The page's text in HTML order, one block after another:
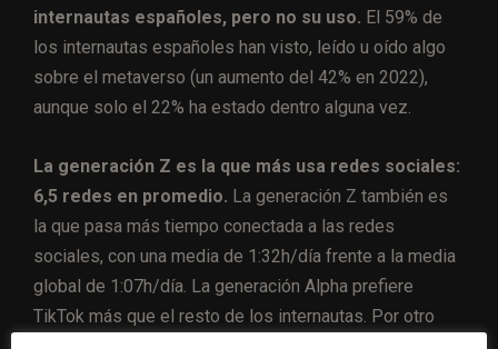
internautas españoles, pero no su uso. El 59% de
los internautas españoles han visto, leído u oído algo
sobre el metaverso (un aumento del 42% en 2022),
aunque solo el 22% ha estado dentro alguna vez.
La generación Z es la que más usa redes sociales:
6,5 redes en promedio. La generación Z también es
la que pasa más tiempo conectada a las redes
sociales, con una media de 1:32h/día frente a la media
global de 1:07h/día. La generación Alpha prefiere
TikTok más que el resto de los internautas. Por otro